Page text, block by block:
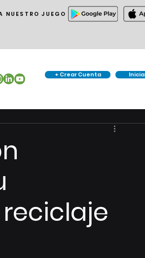
NUESTRO JUEGO
+ Crear Cuenta